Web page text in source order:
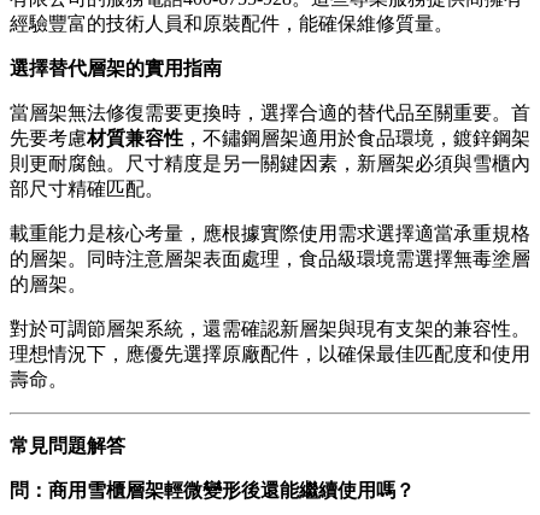
經驗豐富的技術人員和原裝配件，能確保維修質量。
選擇替代層架的實用指南
當層架無法修復需要更換時，選擇合適的替代品至關重要。首
先要考慮材質兼容性 ，不鏽鋼層架適用於食品環境，鍍鋅鋼架
則更耐腐蝕。尺寸精度是另一關鍵因素，新層架必須與雪櫃內
部尺寸精確匹配。
載重能力是核心考量，應根據實際使用需求選擇適當承重規格
的層架。同時注意層架表面處理，食品級環境需選擇無毒塗層
的層架。
對於可調節層架系統，還需確認新層架與現有支架的兼容性。
理想情況下，應優先選擇原廠配件，以確保最佳匹配度和使用
壽命。
常見問題解答
問：商用雪櫃層架輕微變形後還能繼續使用嗎？